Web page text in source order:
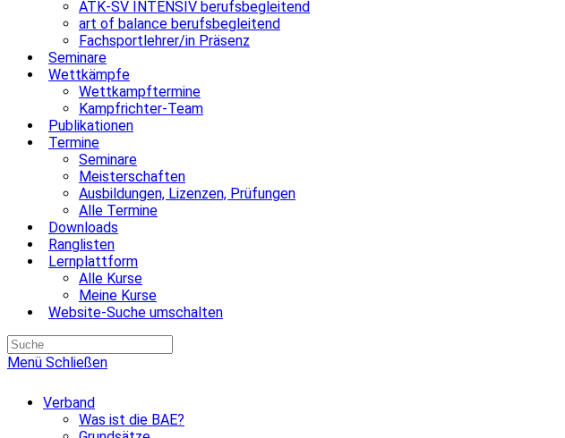
ATK-SV INTENSIV berufsbegleitend
art of balance berufsbegleitend
Fachsportlehrer/in Präsenz
Seminare
Wettkämpfe
Wettkampftermine
Kampfrichter-Team
Publikationen
Termine
Seminare
Meisterschaften
Ausbildungen, Lizenzen, Prüfungen
Alle Termine
Downloads
Ranglisten
Lernplattform
Alle Kurse
Meine Kurse
Website-Suche umschalten
Menü Schließen
Verband
Was ist die BAE?